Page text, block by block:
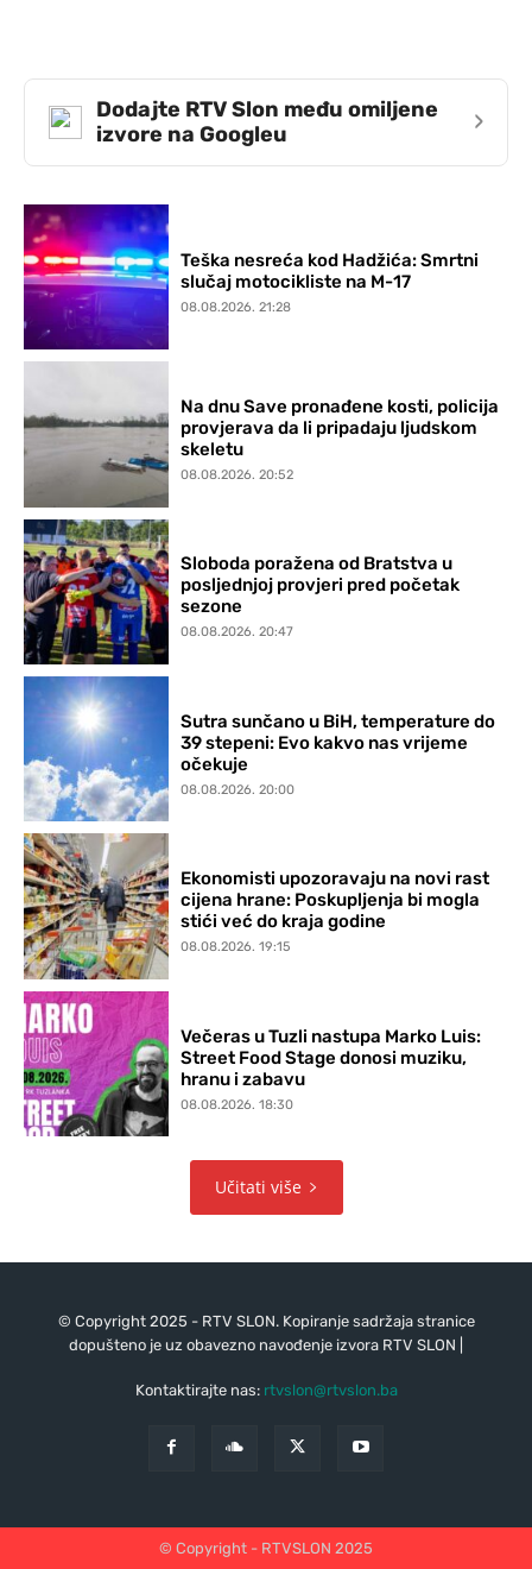
Dodajte RTV Slon među omiljene
izvore na Googleu
›
Teška nesreća kod Hadžića: Smrtni
slučaj motocikliste na M-17
08.08.2026. 21:28
Na dnu Save pronađene kosti, policija
provjerava da li pripadaju ljudskom
skeletu
08.08.2026. 20:52
Sloboda poražena od Bratstva u
posljednjoj provjeri pred početak
sezone
08.08.2026. 20:47
Sutra sunčano u BiH, temperature do
39 stepeni: Evo kakvo nas vrijeme
očekuje
08.08.2026. 20:00
Ekonomisti upozoravaju na novi rast
cijena hrane: Poskupljenja bi mogla
stići već do kraja godine
08.08.2026. 19:15
Večeras u Tuzli nastupa Marko Luis:
Street Food Stage donosi muziku,
hranu i zabavu
08.08.2026. 18:30
Učitati više
© Copyright 2025 - RTV SLON. Kopiranje sadržaja stranice
dopušteno je uz obavezno navođenje izvora RTV SLON |
Kontaktirajte nas: rtvslon@rtvslon.ba
© Copyright - RTVSLON 2025